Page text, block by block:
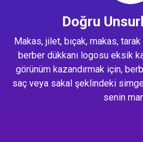
Doğru
Makas, jilet, bıçak, makas,
berber dükkanı logosu eksik
görünüm kazandırmak için,
saç veya sakal şeklindeki
senin